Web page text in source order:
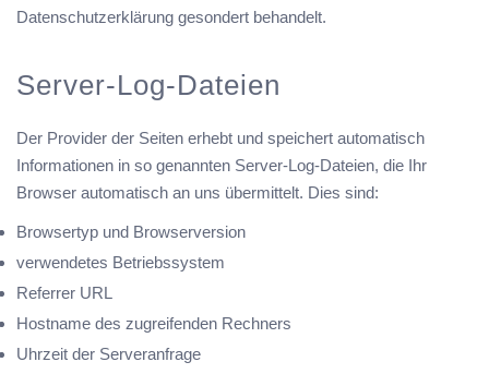
Datenschutzerklärung gesondert behandelt.
Server-Log-Dateien
Der Provider der Seiten erhebt und speichert automatisch
Informationen in so genannten Server-Log-Dateien, die Ihr
Browser automatisch an uns übermittelt. Dies sind:
Browsertyp und Browserversion
verwendetes Betriebssystem
Referrer URL
Hostname des zugreifenden Rechners
Uhrzeit der Serveranfrage